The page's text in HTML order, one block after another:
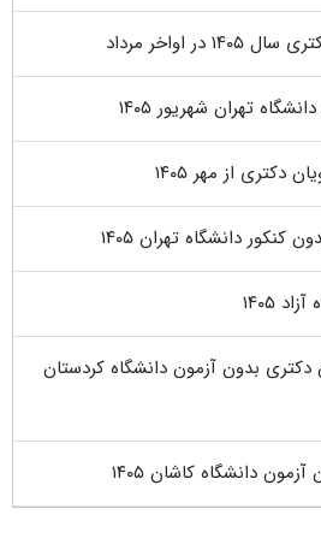
اواخر مرداد
تهران شهریور ۱۴۰۵
دکتری از مهر ۱۴۰۵
کنکور دانشگاه تهران ۱۴۰۵
۱۴۰۵
دکتری بدون آزمون دانشگاه کردستان
دانشگاه کاشان ۱۴۰۵